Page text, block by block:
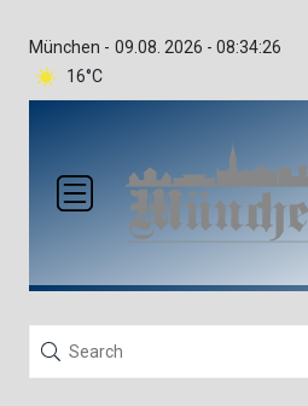
München -
16°C
09.08. 2026 - 08:34:26